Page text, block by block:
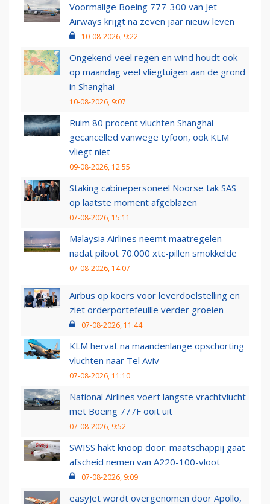
Voormalige Boeing 777-300 van Jet
Airways krijgt na zeven jaar nieuw leven
10-08-2026, 9:22
Ongekend veel regen en wind houdt ook
op maandag veel vliegtuigen aan de grond
in Shanghai
10-08-2026, 9:07
Ruim 80 procent vluchten Shanghai
gecancelled vanwege tyfoon, ook KLM
vliegt niet
09-08-2026, 12:55
Staking cabinepersoneel Noorse tak SAS
op laatste moment afgeblazen
07-08-2026, 15:11
Malaysia Airlines neemt maatregelen
nadat piloot 70.000 xtc-pillen smokkelde
07-08-2026, 14:07
Airbus op koers voor leverdoelstelling en
ziet orderportefeuille verder groeien
07-08-2026, 11:44
KLM hervat na maandenlange opschorting
vluchten naar Tel Aviv
07-08-2026, 11:10
National Airlines voert langste vrachtvlucht
met Boeing 777F ooit uit
07-08-2026, 9:52
SWISS hakt knoop door: maatschappij gaat
afscheid nemen van A220-100-vloot
07-08-2026, 9:09
easyJet wordt overgenomen door Apollo,